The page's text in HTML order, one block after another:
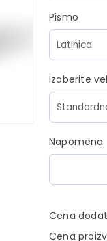
Pismo
Izaberite
Napomena
Cena
Cena